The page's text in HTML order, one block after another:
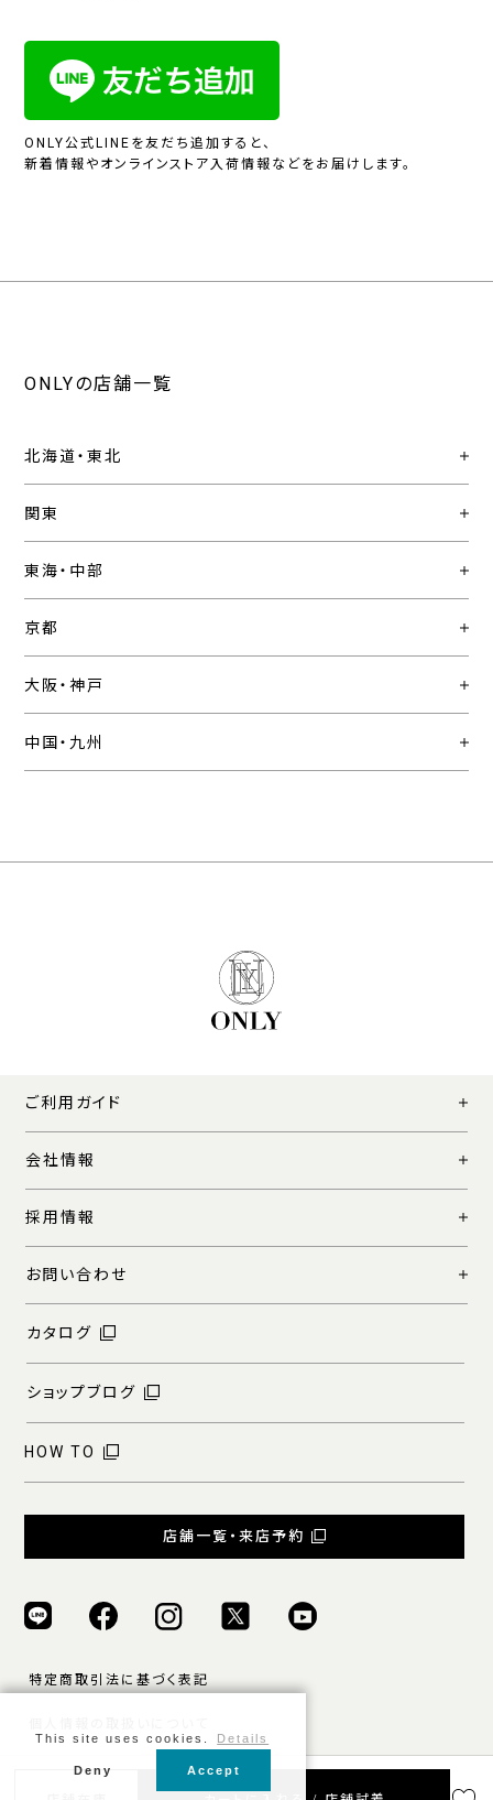
ONLY公式LINEを友だち追加すると、
新着情報やオンラインストア入荷情報などをお届けします。
ONLYの店舗一覧
北海道・東北
関東
東海・中部
京都
大阪・神戸
中国・九州
ご利用ガイド
会社情報
採用情報
お問い合わせ
カタログ
ショップブログ
HOW TO
店舗一覧・来店予約
特定商取引法に基づく表記
ご利用規約
This site uses cookies. Details
Deny Accept